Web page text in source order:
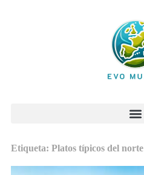
Etiqueta: Platos típicos del norte